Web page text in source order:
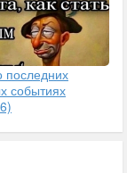
событиях